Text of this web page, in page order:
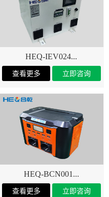
HEQ-IEV024...
HEQ-BCN001...